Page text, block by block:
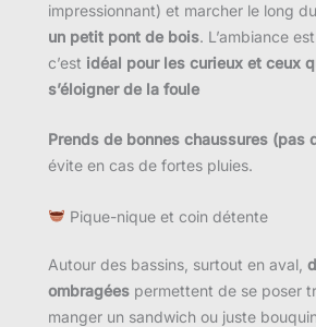
impressionnant) et marcher le long
un petit pont de bois. L’ambiance
c’est idéal pour les curieux et ceux
s’éloigner de la foule
Prends de bonnes chaussures (pas
évite en cas de fortes pluies.
Pique-nique et coin détente
Autour des bassins, surtout en aval,
ombragées permettent de se poser
manger un sandwich ou juste